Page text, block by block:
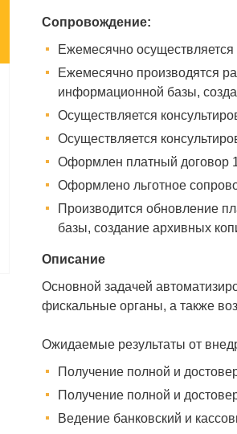
Сопровождение:
Ежемесячно осуществляется
Ежемесячно производятся
информационной базы,
Осуществляется
Осуществляется
Оформлен платный договор
Оформлено льготное
Производится обновление
базы, создание архивных
Описание
Основной задачей
фискальные органы, а также
Ожидаемые результаты от
Получение полной и
Получение полной и
Ведение банковский и